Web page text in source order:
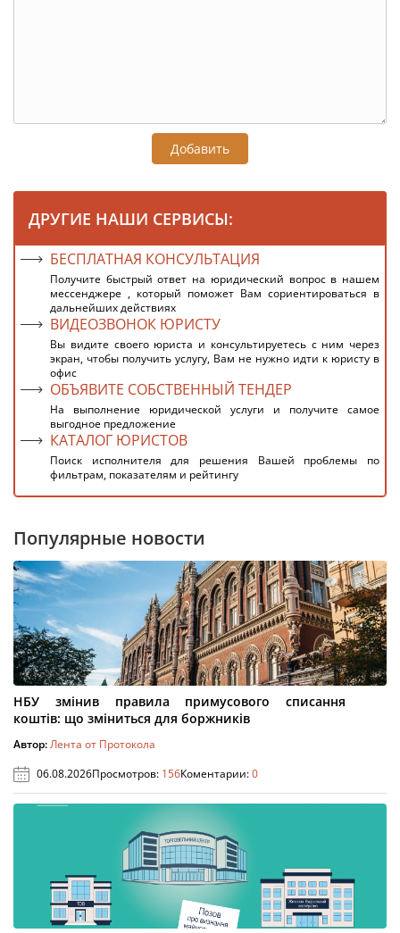
Добавить
ДРУГИЕ НАШИ СЕРВИСЫ:
БЕСПЛАТНАЯ КОНСУЛЬТАЦИЯ
Получите быстрый ответ на юридический вопрос в нашем
мессенджере , который поможет Вам сориентироваться в
дальнейших действиях
ВИДЕОЗВОНОК ЮРИСТУ
Вы видите своего юриста и консультируетесь с ним через
экран, чтобы получить услугу, Вам не нужно идти к юристу в
офис
ОБЪЯВИТЕ СОБСТВЕННЫЙ ТЕНДЕР
На выполнение юридической услуги и получите самое
выгодное предложение
КАТАЛОГ ЮРИСТОВ
Поиск исполнителя для решения Вашей проблемы по
фильтрам, показателям и рейтингу
Популярные новости
НБУ змінив правила примусового списання
коштів: що зміниться для боржників
Автор:Лента от Протокола
06.08.2026Просмотров: 156Коментарии:0